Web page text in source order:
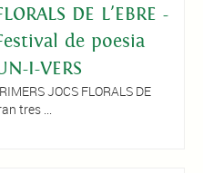
DE L'EBRE -
de poesia
I-VERS
JOCS FLORALS DE
tres ...